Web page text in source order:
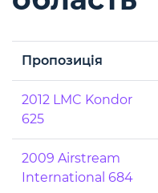
Пропозиція
2012 LMC Kondor
625
2009 Airstream
International 684